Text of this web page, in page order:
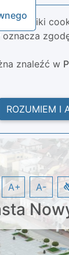
pliki
znaleźć w
ROZUMIEM I
A+ A-